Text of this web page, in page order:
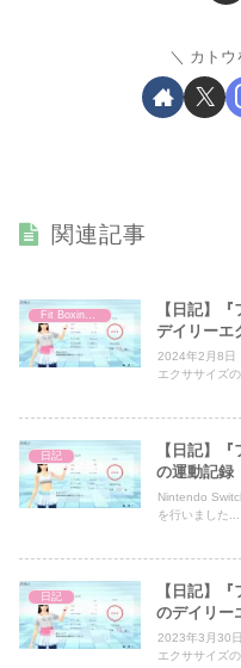
カト
関連記事
Fit Boxing 2
【日記】
デイリーエ
2024年2月8日
エクササイズ
日記
【日記】
の運動記録
Nintendo
を行いました...
日記
【日記】
のデイリー
2023年3月30
エクササイズ